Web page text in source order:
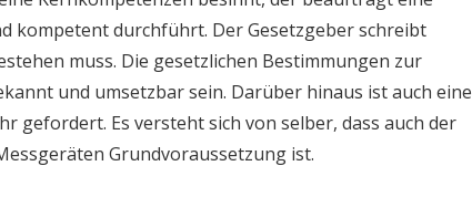
kompetent durchführt. Der Gesetzgeber schreibt
muss. Die gesetzlichen Bestimmungen zur
und umsetzbar sein. Darüber hinaus ist auch eine
gefordert. Es versteht sich von selber, dass auch der
Grundvoraussetzung ist.